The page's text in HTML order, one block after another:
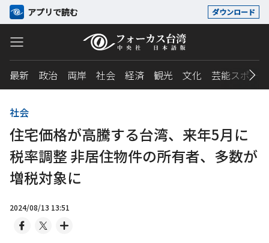
アプリで読む ダウンロード
最新 政治 両岸 社会 経済 観光 文化 芸能スポーツ
社会
住宅価格が高騰する台湾、来年5月に
税率調整 非居住物件の所有者、多数が
増税対象に
2024/08/13 13:51